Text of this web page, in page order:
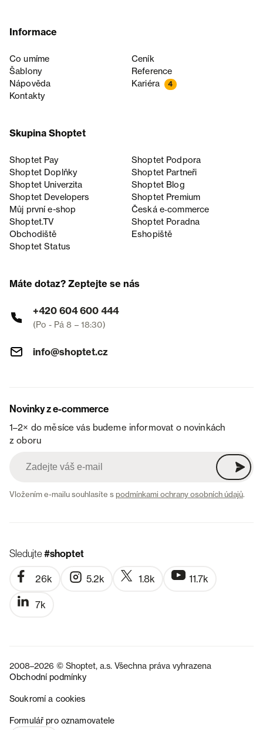
Informace
Co umíme
Ceník
Šablony
Reference
Nápověda
Kariéra 4
Kontakty
Skupina Shoptet
Shoptet Pay
Shoptet Podpora
Shoptet Doplňky
Shoptet Partneři
Shoptet Univerzita
Shoptet Blog
Shoptet Developers
Shoptet Premium
Můj první e-shop
Česká e‑commerce
Shoptet.TV
Shoptet Poradna
Obchodiště
Eshopiště
Shoptet Status
Máte dotaz? Zeptejte se nás
+420 604 600 444
(Po - Pá 8 – 18:30)
info@shoptet.cz
Novinky z e-commerce
1–2× do měsíce vás budeme informovat o novinkách
z oboru
Vložením e-mailu souhlasíte spodmínkami ochrany osobních údajů.
Sledujte#shoptet
26k 5.2k 1.8k 11.7k
7k
2008–2026 © Shoptet, a.s. Všechna práva vyhrazena
Obchodní podmínky
Soukromí a cookies
Formulář pro oznamovatele